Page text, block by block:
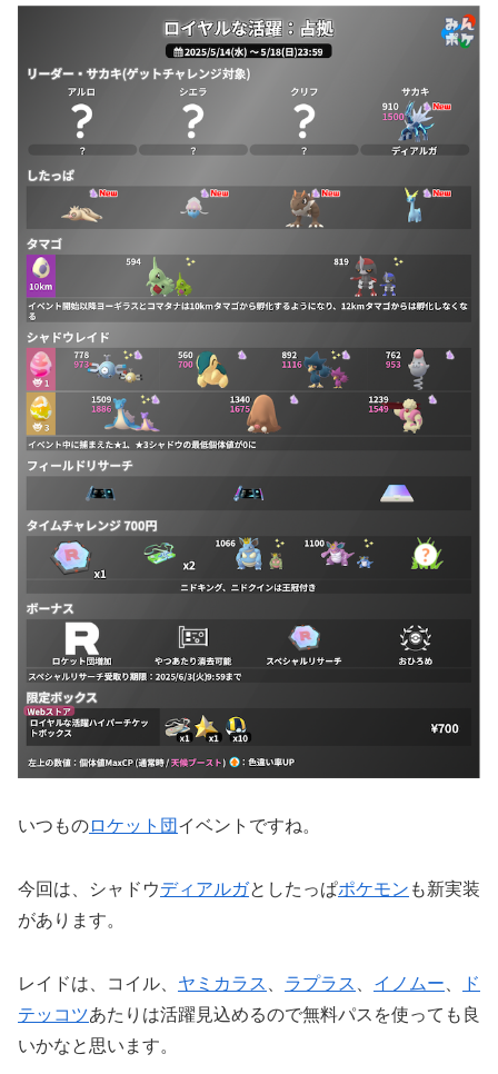
いつものロケット団 イベントですね。
今回は、シャドウディアルガとしたっぱポケモン も新実装
があります。
レイドは、コイル、 ヤミカラス ラプラス イノムー
ド
テッコツあたりは活躍見込めるので無料パスを使っても良
いかなと思います。